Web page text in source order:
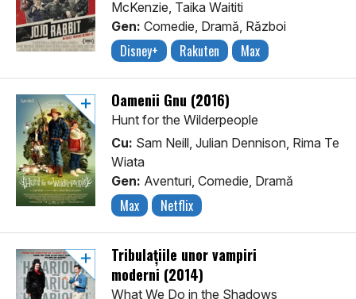
McKenzie, Taika Waititi
Gen: Comedie, Dramă, Război
Disney+ Rakuten Max
Oamenii Gnu (2016)
Hunt for the Wilderpeople
Cu: Sam Neill, Julian Dennison, Rima Te
Wiata
Gen: Aventuri, Comedie, Dramă
Max Netflix
Tribulațiile unor vampiri
moderni (2014)
What We Do in the Shadows